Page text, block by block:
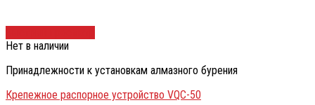
Нет в наличии
Принадлежности к установкам алмазного бурения
Крепежное распорное устройство VQC-50